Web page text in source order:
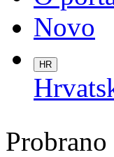
Novo
HR
Probrano